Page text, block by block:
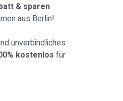
& sparen
aus Berlin!
unverbindliches
kostenlos für